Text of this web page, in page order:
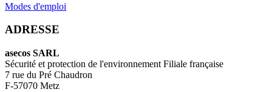
Modes d'emploi
ADRESSE
asecos SARL
Sécurité et protection de l'environnement Filiale française
7 rue du Pré Chaudron
F-57070 Metz